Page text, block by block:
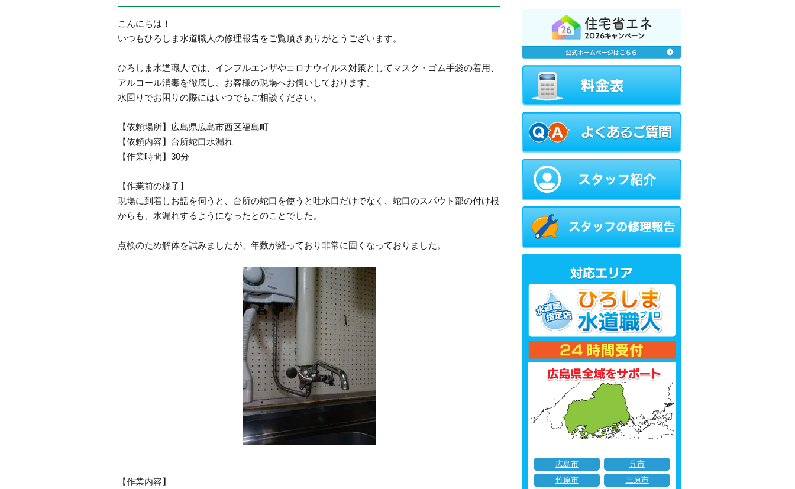
こんにちは！
いつもひろしま水道職人の修理報告をご覧頂きありがとうございます。
ひろしま水道職人では、インフルエンザやコロナウイルス対策としてマスク・ゴム手袋の着用、
アルコール消毒を徹底し、お客様の現場へお伺いしております。
水回りでお困りの際にはいつでもご相談ください。
【依頼場所】広島県広島市西区福島町
【依頼内容】台所蛇口水漏れ
【作業時間】30分
【作業前の様子】
現場に到着しお話を伺うと、台所の蛇口を使うと吐水口だけでなく、蛇口のスパウト部の付け根
からも、水漏れするようになったとのことでした。
点検のため解体を試みましたが、年数が経っており非常に固くなっておりました。
【作業内容】
広島市
呉市
竹原市
三原市